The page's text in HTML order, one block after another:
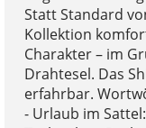
Statt Standard
Kollektion
Charakter – im
Drahtesel. Das
erfahrbar.
- Urlaub im